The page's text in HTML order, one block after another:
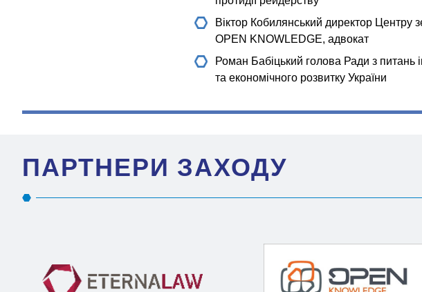
Віктор Кобилянський директор Центру
OPEN KNOWLEDGE, адвокат
Роман Бабіцький голова Ради з питань
та економічного розвитку України
ПАРТНЕРИ ЗАХОДУ